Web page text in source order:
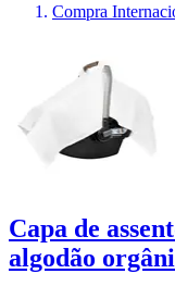
Compra
Capa de
algodão